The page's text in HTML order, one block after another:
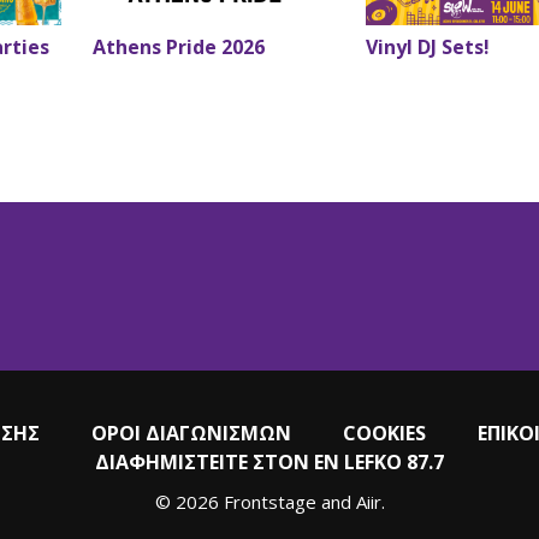
Athens Pride 2026 Vinyl DJ Sets!
ΟΡΟΙ ΔΙΑΓΩΝΙΣΜΩΝ COOKIES
ΔΙΑΦΗΜΙΣΤΕΙΤΕ ΣΤΟΝ EN LEFKO 87.7
© 2026 Frontstage and Aiir.